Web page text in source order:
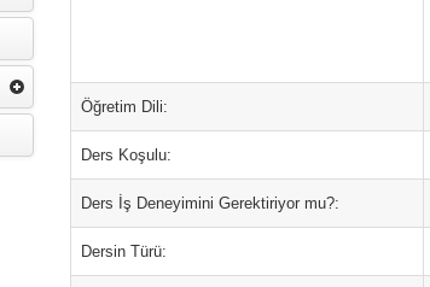
Öğretim Dili:
Ders Koşulu:
Ders İş Deneyimini Gerektiriyor mu?:
Dersin Türü: